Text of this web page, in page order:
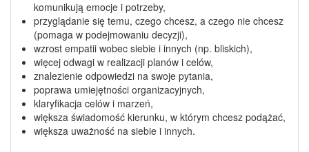
komunikują emocje i potrzeby,
przyglądanie się temu, czego chcesz, a czego nie chcesz
(pomaga w podejmowaniu decyzji),
wzrost empatii wobec siebie i innych (np. bliskich),
więcej odwagi w realizacji planów i celów,
znalezienie odpowiedzi na swoje pytania,
poprawa umiejętności organizacyjnych,
klaryfikacja celów i marzeń,
większa świadomość kierunku, w którym chcesz podążać,
większa uważność na siebie i innych.